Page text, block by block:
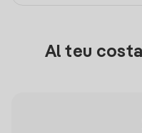
Al teu